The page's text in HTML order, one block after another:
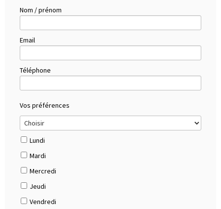
Nom / prénom
Email
Téléphone
Vos préférences
Lundi
Mardi
Mercredi
Jeudi
Vendredi